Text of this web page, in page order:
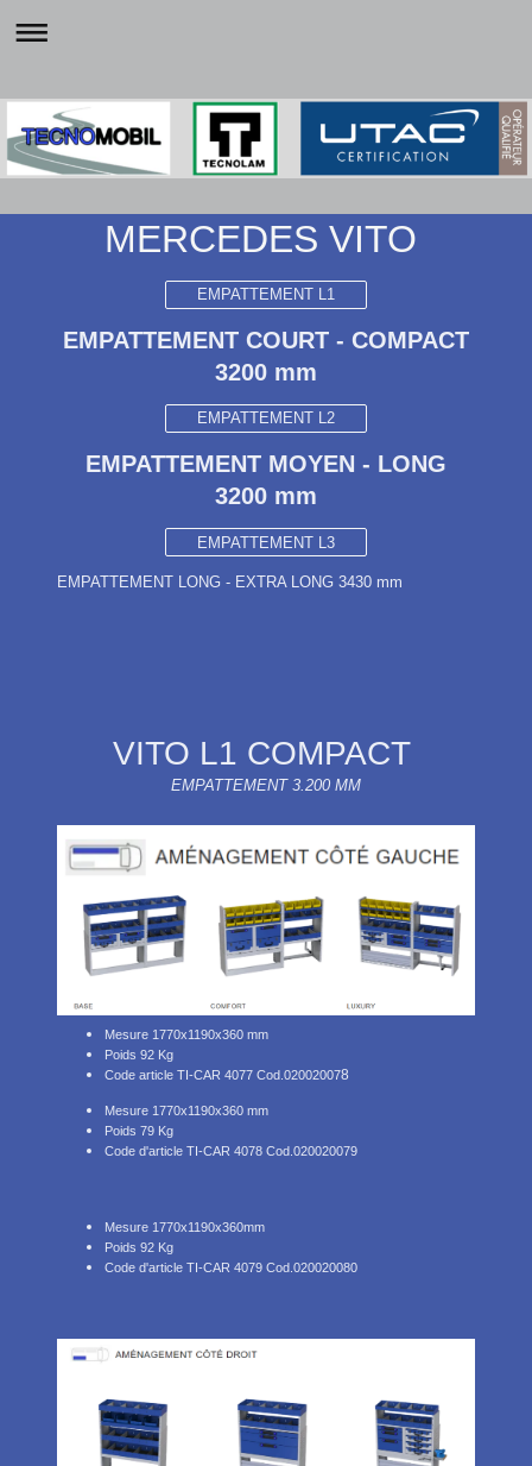
MERCEDES VITO
EMPATTEMENT L1
EMPATTEMENT COURT - COMPACT
3200 mm
EMPATTEMENT L2
EMPATTEMENT MOYEN - LONG
3200 mm
EMPATTEMENT L3
EMPATTEMENT LONG - EXTRA LONG 3430 mm
VITO L1 COMPACT
EMPATTEMENT 3.200 MM
Mesure 1770x1190x360 mm
Poids 92 Kg
Code article TI-CAR 4077 Cod.020020078
Mesure 1770x1190x360 mm
Poids 79 Kg
Code d'article TI-CAR 4078 Cod.020020079
Mesure 1770x1190x360mm
Poids 92 Kg
Code d'article TI-CAR 4079 Cod.020020080